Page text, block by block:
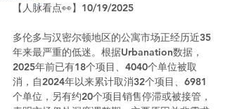
【人脉看点👀】10/19/2025
多伦多与汉密尔顿地区的公寓市场正经历近35
年来最严重的低迷。根据Urbanation数据，
2025年前已有18个项目、4040个单位被取
消，自2024年以来累计取消32个项目、6981
个单位，另有约20个项目销售停滞或被接管，